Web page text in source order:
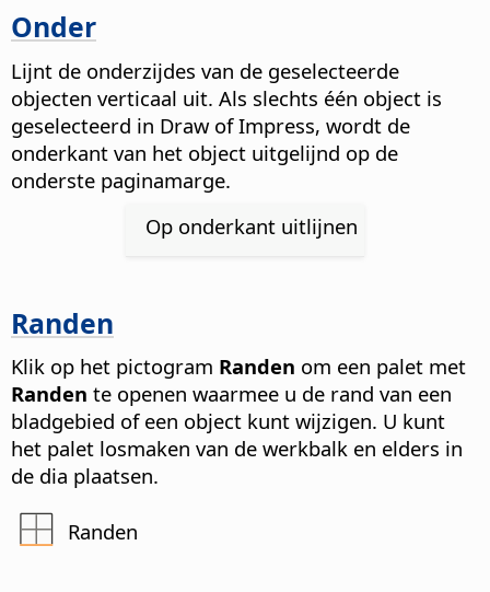
Onder
Lijnt de onderzijdes van de geselecteerde
objecten verticaal uit. Als slechts één object is
geselecteerd in Draw of Impress, wordt de
onderkant van het object uitgelijnd op de
onderste paginamarge.
Op onderkant uitlijnen
Randen
Klik op het pictogram Randen om een palet met
Randen te openen waarmee u de rand van een
bladgebied of een object kunt wijzigen. U kunt
het palet losmaken van de werkbalk en elders in
de dia plaatsen.
Randen